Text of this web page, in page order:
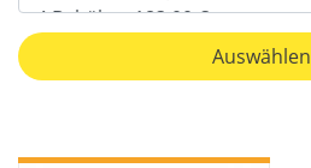
Auswählen